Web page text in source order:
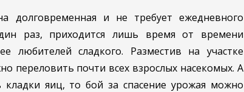
долговременная и не требует ежедневного
раз, приходится лишь время от времени
любителей сладкого. Разместив на участке
переловить почти всех взрослых насекомых. А
кладки яиц, то бой за спасение урожая можно